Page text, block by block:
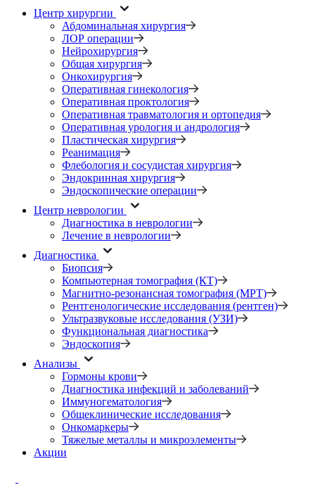
Центр хирургии
Абдоминальная хирургия
ЛОР операции
Нейрохирургия
Общая хирургия
Онкохирургия
Оперативная гинекология
Оперативная проктология
Оперативная травматология и ортопедия
Оперативная урология и андрология
Пластическая хирургия
Реанимация
Флебология и сосудистая хирургия
Эндокринная хирургия
Эндоскопические операции
Центр неврологии
Диагностика в неврологии
Лечение в неврологии
Диагностика
Биопсия
Компьютерная томография (КТ)
Магнитно-резонансная томография (МРТ)
Рентгенологические исследования (рентген)
Ультразвуковые исследования (УЗИ)
Функциональная диагностика
Эндоскопия
Анализы
Гормоны крови
Диагностика инфекций и заболеваний
Иммуногематология
Общеклинические исследования
Онкомаркеры
Тяжелые металлы и микроэлементы
Акции